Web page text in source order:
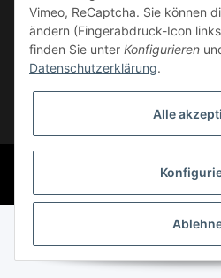
VERSAND
Widerrufsbutton
* Alle Preise inkl.
© Phoenix-
Powered by
Vimeo, ReCaptcha. Sie können
ändern (Fingerabdruck-Icon
finden Sie unter Konfigurieren
Datenschutzerklärung.
Alle